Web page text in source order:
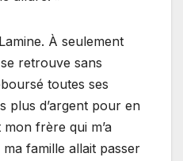
À seulement
retrouve sans
toutes ses
plus d’argent pour en
frère qui m’a
famille allait passer